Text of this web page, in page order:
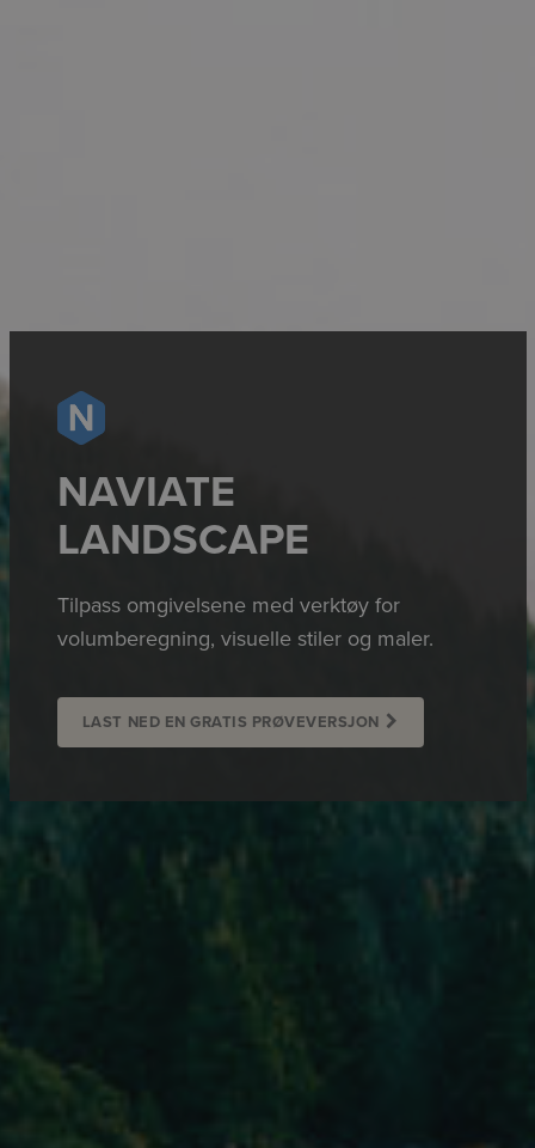
NAVIATE
LANDSCAPE
Tilpass omgivelsene med verktøy for
volumberegning, visuelle stiler og maler.
LAST NED EN GRATIS PRØVEVERSJON